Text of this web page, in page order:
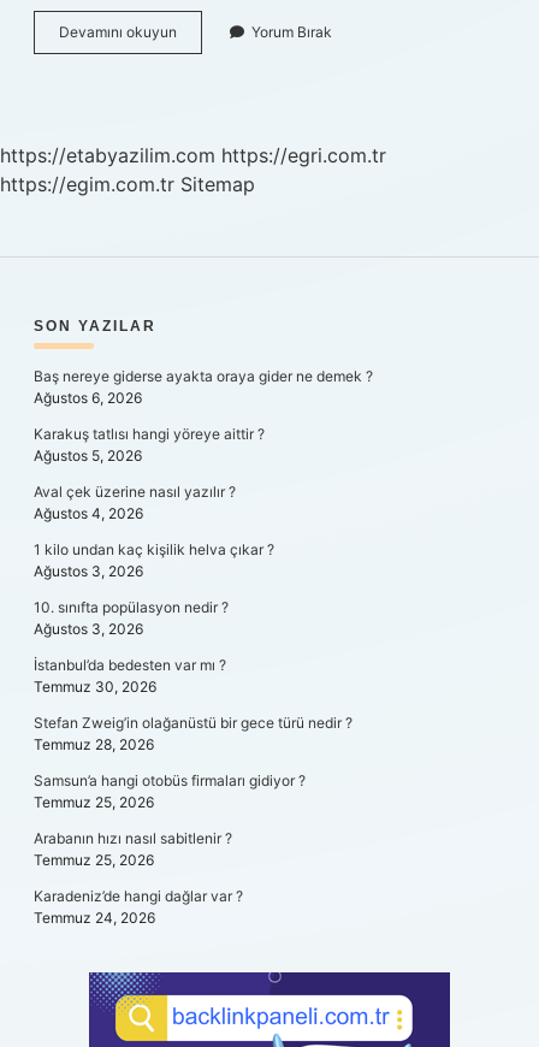
Devamını okuyun
Darı
Yorum Bırak
https://etabyazilim.com https://egri.com.tr
https://egim.com.tr Sitemap
SIDEBAR
SON YAZILAR
Baş nereye giderse ayakta oraya gider ne demek ?
Ağustos 6, 2026
Karakuş tatlısı hangi yöreye aittir ?
Ağustos 5, 2026
Aval çek üzerine nasıl yazılır ?
Ağustos 4, 2026
1 kilo undan kaç kişilik helva çıkar ?
Ağustos 3, 2026
10. sınıfta popülasyon nedir ?
Ağustos 3, 2026
İstanbul’da bedesten var mı ?
Temmuz 30, 2026
Stefan Zweig’in olağanüstü bir gece türü nedir ?
Temmuz 28, 2026
Samsun’a hangi otobüs firmaları gidiyor ?
Temmuz 25, 2026
Arabanın hızı nasıl sabitlenir ?
Temmuz 25, 2026
Karadeniz’de hangi dağlar var ?
Temmuz 24, 2026